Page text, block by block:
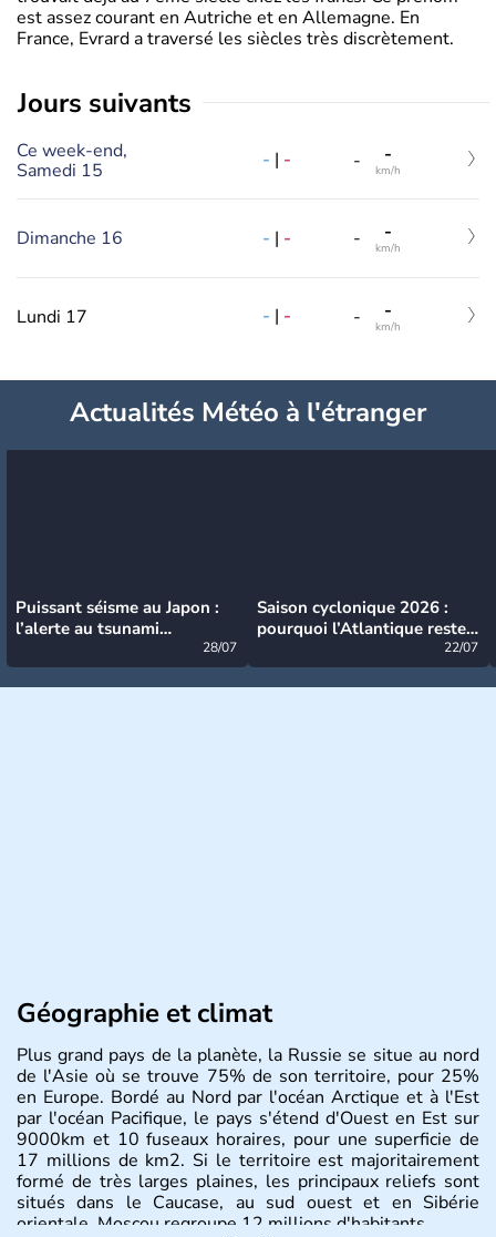
est assez courant en Autriche et en Allemagne. En
France, Evrard a traversé les siècles très discrètement.
jours suivants
Ce week-end,
Samedi 15
- | - - -
km/h
Dimanche 16 - | - - -
km/h
Lundi 17 - | - - -
km/h
Actualités Météo à l'étranger
Puissant séisme au Japon :
l’alerte au tsunami
28/07
Saison cyclonique 2026 :
pourquoi l’Atlantique reste
22/07
Géographie et climat
Plus grand pays de la planète, la Russie se situe au nord
de l'Asie où se trouve 75% de son territoire, pour 25%
en Europe. Bordé au Nord par l'océan Arctique et à l'Est
par l'océan Pacifique, le pays s'étend d'Ouest en Est sur
9000km et 10 fuseaux horaires, pour une superficie de
17 millions de km2. Si le territoire est majoritairement
formé de très larges plaines, les principaux reliefs sont
situés dans le Caucase, au sud ouest et en Sibérie
orientale. Moscou regroupe 12 millions d'habitants.